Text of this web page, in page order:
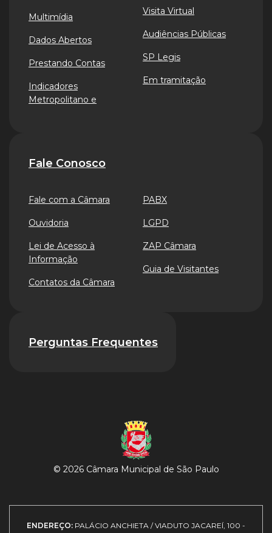
Multimídia
Dados Abertos
Prestando Contas
Indicadores
Metropolitano e
Visita Virtual
Audiências Públicas
SP Legis
Em tramitação
Fale Conosco
Fale com a Câmara
Ouvidoria
Lei de Acesso à
Informação
Contatos da Câmara
PABX
LGPD
ZAP Câmara
Guia de Visitantes
Perguntas Frequentes
© 2026 Câmara Municipal de São Paulo
ENDEREÇO: PALÁCIO ANCHIETA / VIADUTO JACAREÍ, 100 -